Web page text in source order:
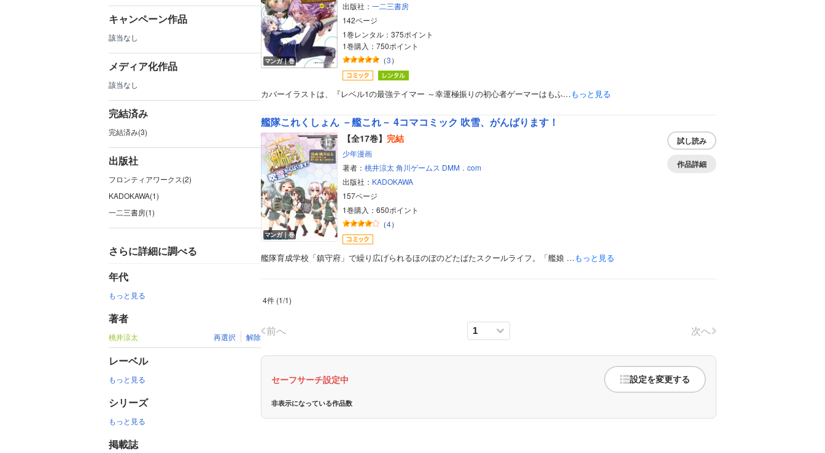
キャンペーン作品
該当なし
メディア化作品
該当なし
完結済み
完結済み(3)
出版社
フロンティアワークス(2)
KADOKAWA(1)
一二三書房(1)
さらに詳細に調べる
年代
もっと見る
著者
桃井涼太 再選択 解除
レーベル
もっと見る
シリーズ
もっと見る
掲載誌
ティーンズラブ
美女・美少女
女性写真集
マンガ｜巻
出版社： 一二三書房
142ページ
1巻レンタル：375ポイント
1巻購入：750ポイント
（3）
カバーイラストは、『レベル1の最強テイマー ～幸運極振りの初心者ゲーマーはもふ…もっと見る
艦隊これくしょん －艦これ－ 4コマコミック 吹雪、がんばります！
マンガ｜巻
【全17巻】 完結
少年漫画
著者： 桃井涼太 角川ゲームス DMM．com
出版社： KADOKAWA
157ページ
1巻購入：650ポイント
（4）
試し読み
作品詳細
艦隊育成学校「鎮守府」で繰り広げられるほのぼのどたばたスクールライフ。「艦娘 …もっと見る
4件 (1/1)
前へ 次へ
セーフサーチ設定中 設定を変更する
非表示になっている作品数